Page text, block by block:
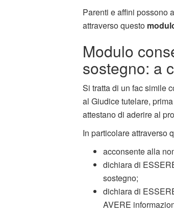
Parenti e affini possono
attraverso questo
Modulo
sostegno: a
Si tratta di un fac simile
al Giudice tutelare,
attestano di aderire al
In particolare attraverso
acconsente alla
dichiara di
sostegno;
dichiara di
AVERE